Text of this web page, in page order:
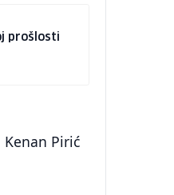
prošlosti
Kenan Pirić